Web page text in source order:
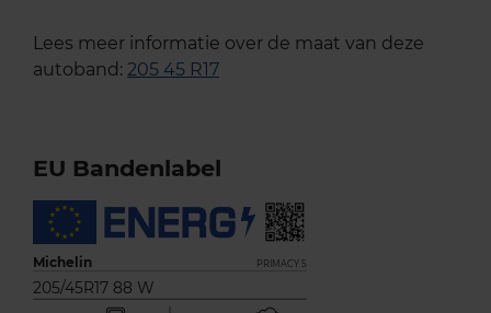
Lees meer informatie over de maat van deze
autoband: 205 45 R17
EU Bandenlabel
Michelin PRIMACY 5
205/45R17 88 W